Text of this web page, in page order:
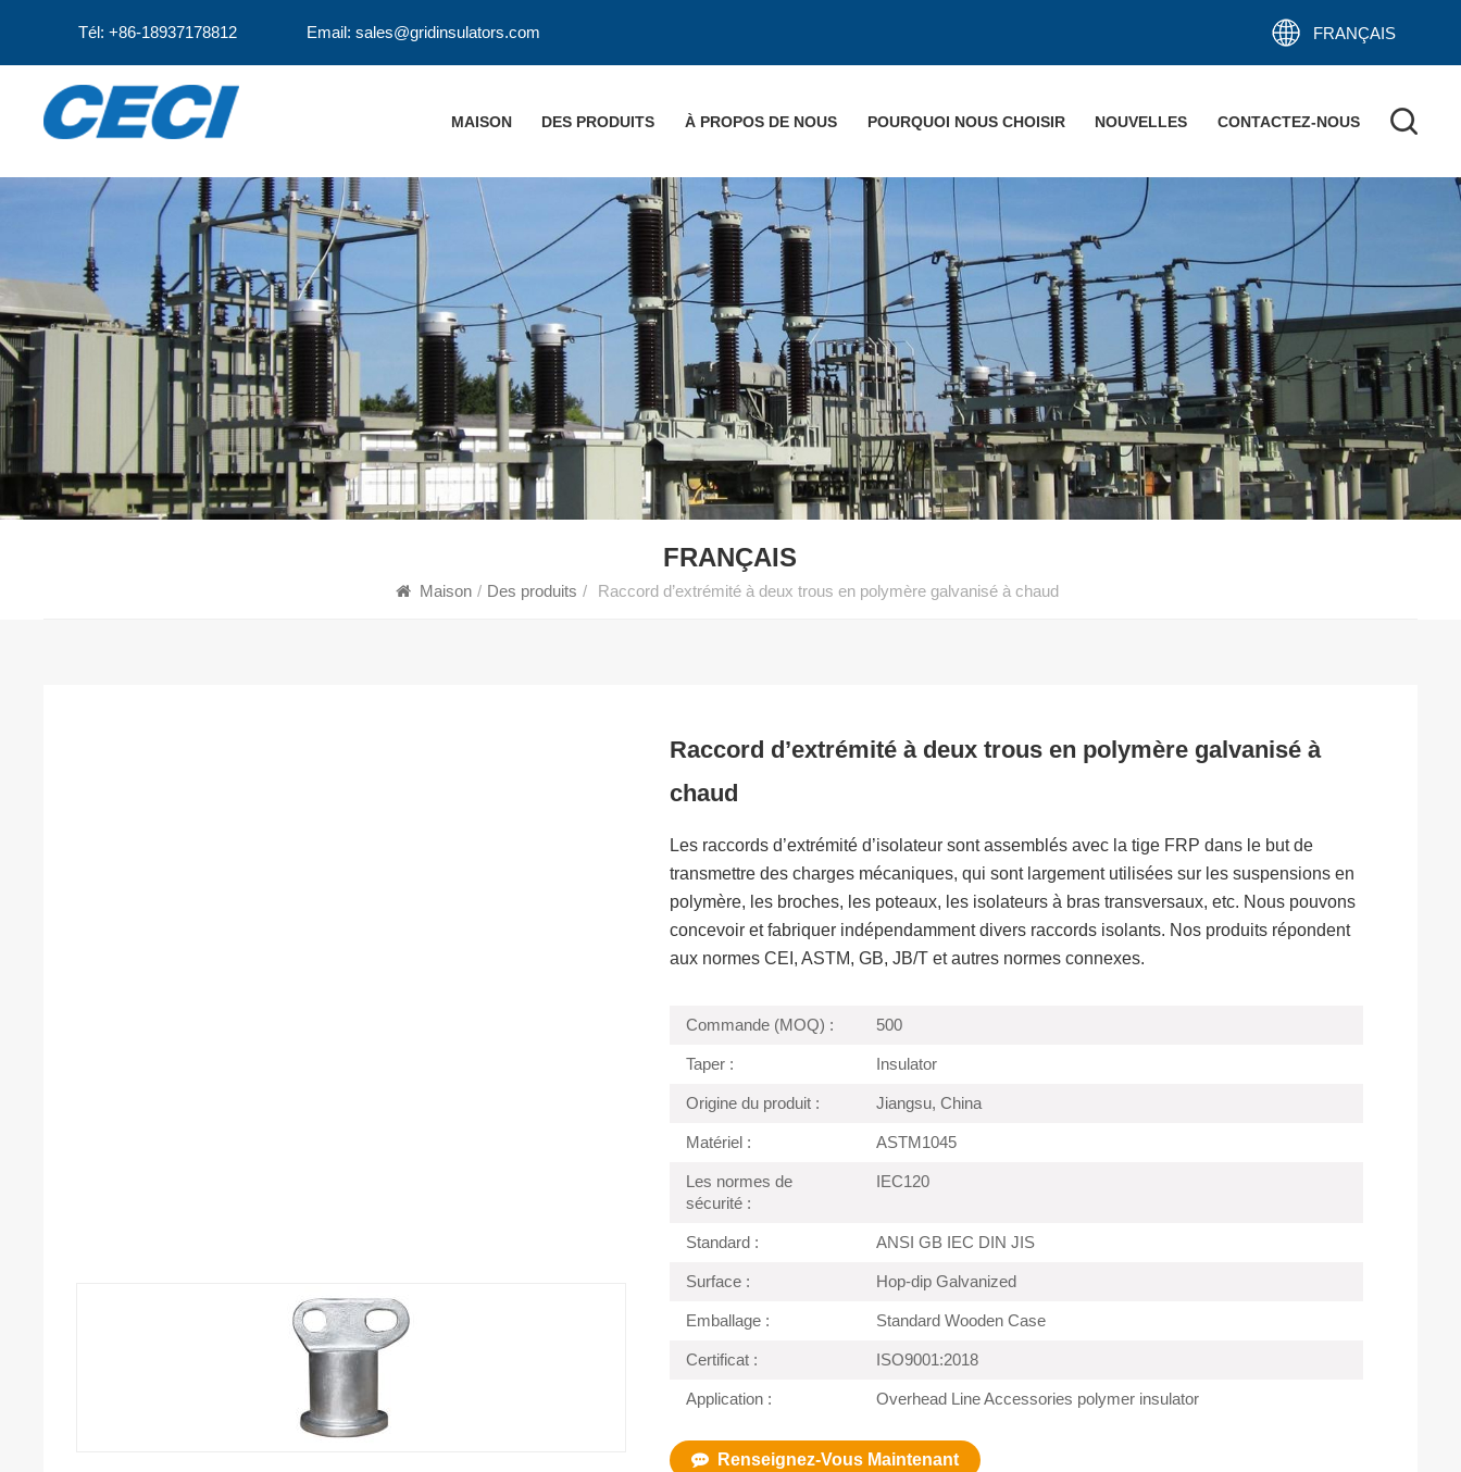
Tél: +86-18937178812 Email: sales@gridinsulators.com FRANÇAIS
MAISON DES PRODUITS À PROPOS DE NOUS POURQUOI NOUS CHOISIR NOUVELLES CONTACTEZ-NOUS
FRANÇAIS
Maison / Des produits / Raccord d’extrémité à deux trous en polymère galvanisé à chaud
Raccord d’extrémité à deux trous en polymère galvanisé à
chaud
Les raccords d’extrémité d’isolateur sont assemblés avec la tige FRP dans le but de
transmettre des charges mécaniques, qui sont largement utilisées sur les suspensions en
polymère, les broches, les poteaux, les isolateurs à bras transversaux, etc. Nous pouvons
concevoir et fabriquer indépendamment divers raccords isolants. Nos produits répondent
aux normes CEI, ASTM, GB, JB/T et autres normes connexes.
Commande (MOQ) : 500
Taper : Insulator
Origine du produit : Jiangsu, China
Matériel : ASTM1045
Les normes de
sécurité :
IEC120
Standard : ANSI GB IEC DIN JIS
Surface : Hop-dip Galvanized
Emballage : Standard Wooden Case
Certificat : ISO9001:2018
Application : Overhead Line Accessories polymer insulator
Renseignez-Vous Maintenant